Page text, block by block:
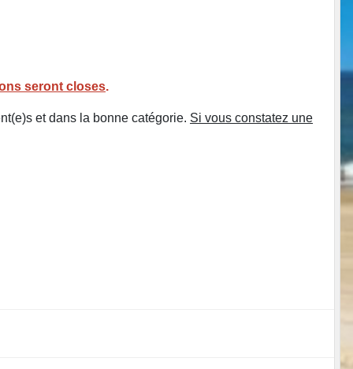
seront closes.
et dans la bonne catégorie. Si vous constatez une